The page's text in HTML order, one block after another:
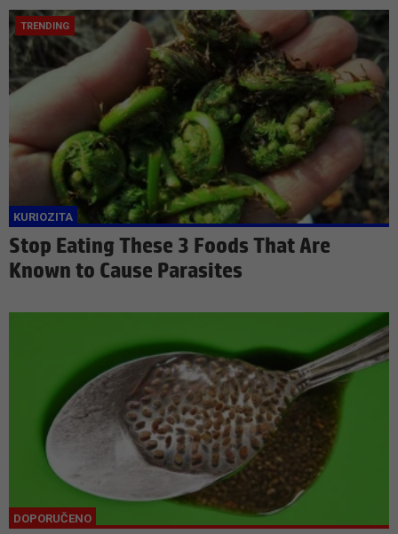
Stop Eating These 3 Foods That Are
Known to Cause Parasites